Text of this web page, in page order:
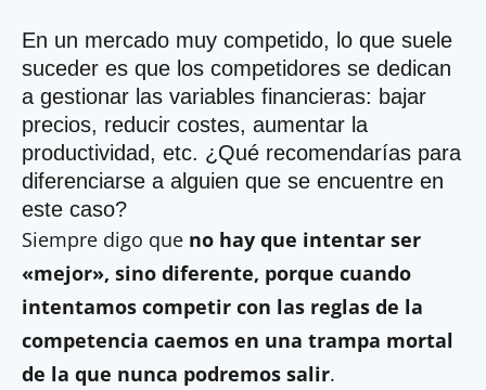
En un mercado muy competido, lo que suele
suceder es que los competidores se dedican
a gestionar las variables financieras: bajar
precios, reducir costes, aumentar la
productividad, etc. ¿Qué recomendarías para
diferenciarse a alguien que se encuentre en
este caso?
Siempre digo que no hay que intentar ser
«mejor», sino diferente, porque cuando
intentamos competir con las reglas de la
competencia caemos en una trampa mortal
de la que nunca podremos salir.